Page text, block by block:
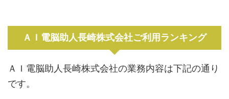
ＡＩ電脳助人長崎株式会社ご利用ランキング
ＡＩ電脳助人長崎株式会社の業務内容は下記の通り
です。